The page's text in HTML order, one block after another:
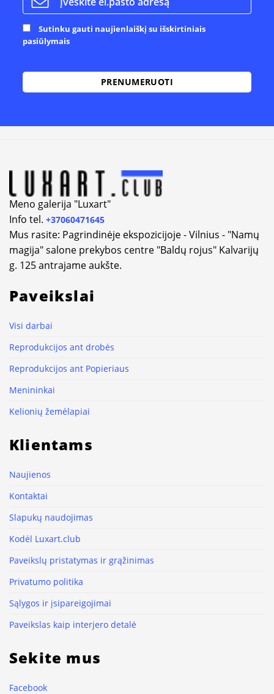
Sutinku gauti naujienlaiškį su išskirtiniais
pasiūlymais
Meno galerija "Luxart"
Info tel. +37060471645
Mus rasite: Pagrindinėje ekspozicijoje - Vilnius - "Namų
magija" salone prekybos centre "Baldų rojus" Kalvarijų
g. 125 antrajame aukšte.
Paveikslai
Visi darbai
Reprodukcijos ant drobės
Reprodukcijos ant Popieriaus
Menininkai
Kelionių žemėlapiai
Klientams
Naujienos
Kontaktai
Slapukų naudojimas
Kodėl Luxart.club
Paveikslų pristatymas ir grąžinimas
Privatumo politika
Sąlygos ir įsipareigojimai
Paveikslas kaip interjero detalė
Sekite mus
Facebook